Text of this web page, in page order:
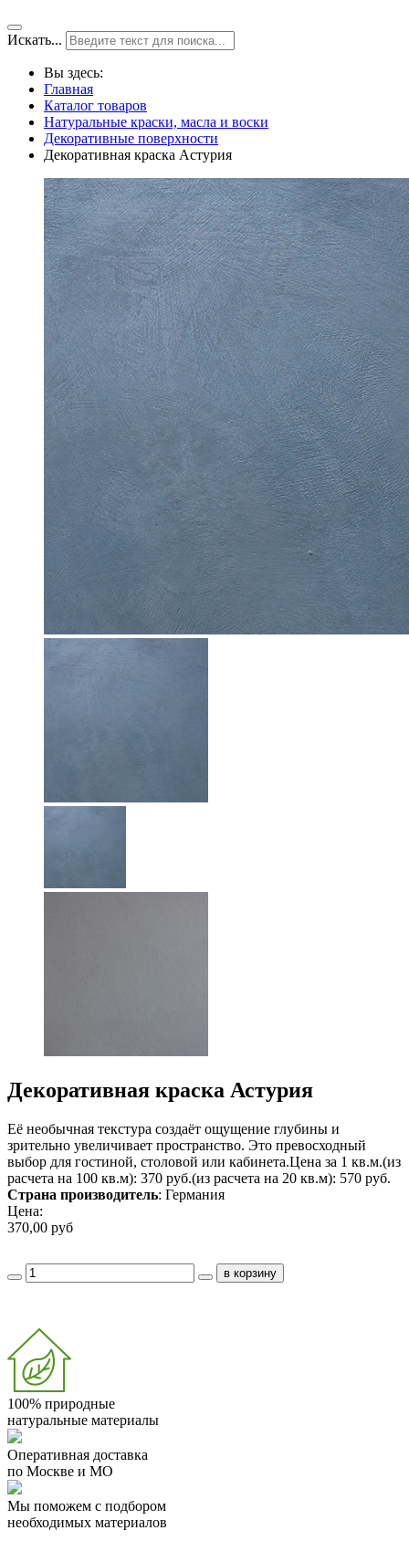
Искать...
Вы здесь:
Главная
Каталог товаров
Натуральные краски, масла и воски
Декоративные поверхности
Декоративная краска Астурия
Декоративная краска Астурия
Её необычная текстура создаёт ощущение глубины и
зрительно увеличивает пространство. Это превосходный
выбор для гостиной, столовой или кабинета.Цена за 1 кв.м.(из
расчета на 100 кв.м): 370 руб.(из расчета на 20 кв.м): 570 руб.
Страна производитель: Германия
Цена:
370,00 руб
100% природные
натуральные материалы
Оперативная доставка
по Москве и МО
Мы поможем с подбором
необходимых материалов